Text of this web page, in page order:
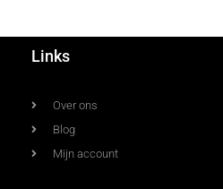
Links
Over ons
Blog
Mijn account